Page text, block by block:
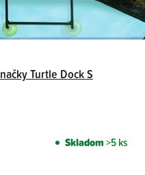
Turtle Dock S
Skladom>5 ks